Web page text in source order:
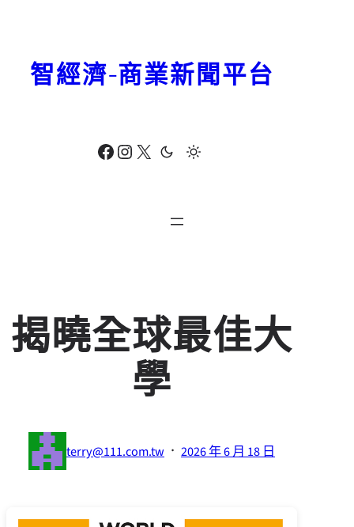
Facebook Instagram X
智經濟-商業新聞平台
揭曉全球最佳大
學
terry@111.com.tw · 2026 年 6 月 18 日